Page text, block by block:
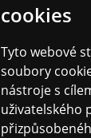
cookies
Tyto webové
soubory
nástroje s
uživatelského